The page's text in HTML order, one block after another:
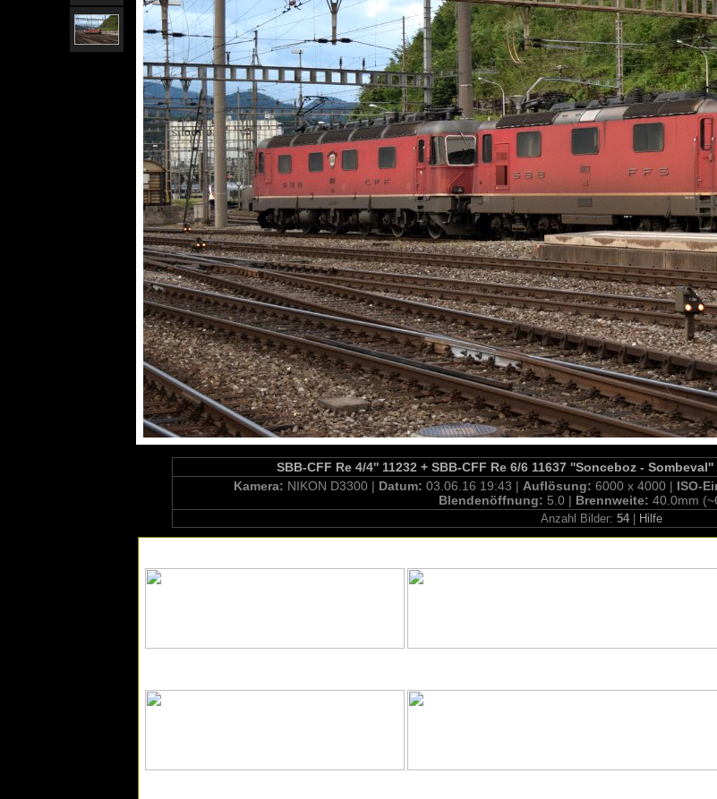
SBB-CFF Re 4/4'' 11232 + SBB-CFF Re 6/6 11637 ''Sonceboz -
Kamera: NIKON D3300 | Datum: 03.06.16 19:43 | Auflösung: 6000 x 4000 | ISO-
Blendenöffnung: 5.0 | Brennweite: 40.0mm
Anzahl Bilder: 54 Hilfe